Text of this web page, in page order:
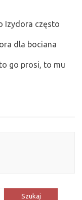
Izydora często
dla bociana
go prosi, to mu